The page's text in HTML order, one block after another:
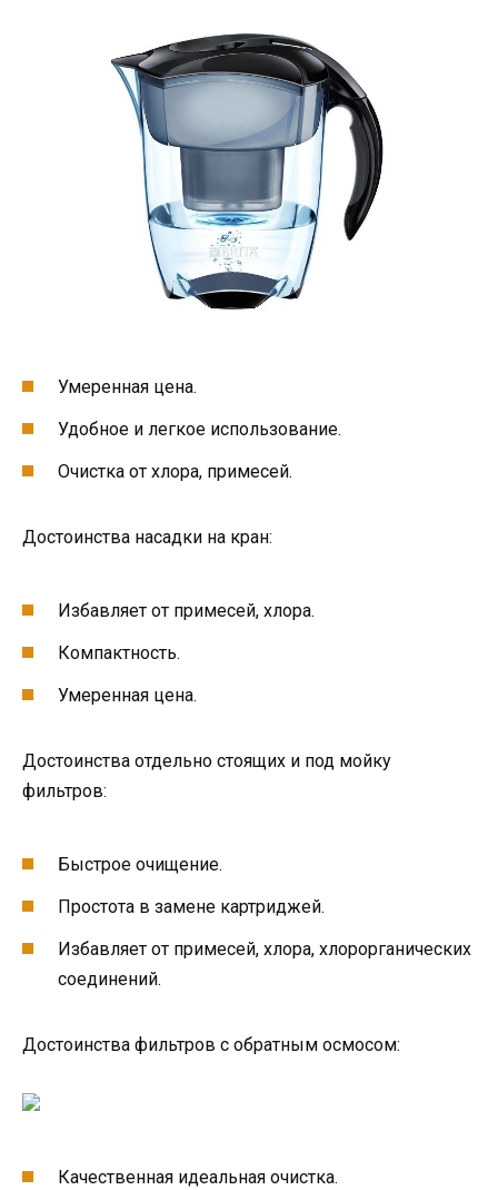
Умеренная цена.
Удобное и легкое использование.
Очистка от хлора, примесей.
Достоинства насадки на кран:
Избавляет от примесей, хлора.
Компактность.
Умеренная цена.
Достоинства отдельно стоящих и под мойку
фильтров:
Быстрое очищение.
Простота в замене картриджей.
Избавляет от примесей, хлора, хлорорганических
соединений.
Достоинства фильтров с обратным осмосом:
Качественная идеальная очистка.